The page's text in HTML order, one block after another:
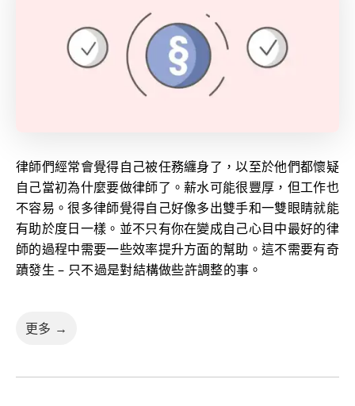
律師們經常會覺得自己被任務纏身了，以至於他們都懷疑
自己當初為什麼要做律師了。薪水可能很豐厚，但工作也
不容易。很多律師覺得自己好像多出雙手和一雙眼睛就能
有助於度日一樣。並不只有你在變成自己心目中最好的律
師的過程中需要一些效率提升方面的幫助。這不需要有奇
蹟發生 – 只不過是對結構做些許調整的事。
更多 →